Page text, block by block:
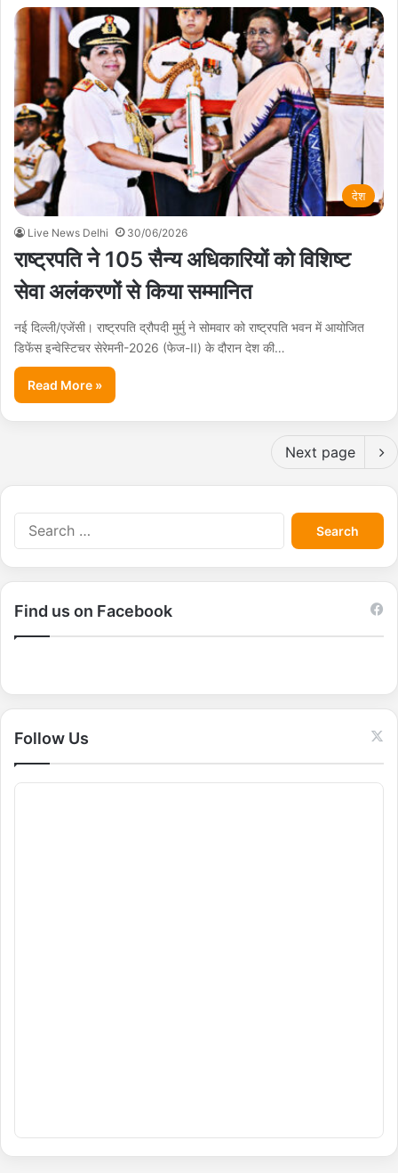
देश
Live News Delhi 30/06/2026
राष्ट्रपति ने 105 सैन्य अधिकारियों को विशिष्ट
सेवा अलंकरणों से किया सम्मानित
नई दिल्ली/एजेंसी। राष्ट्रपति द्रौपदी मुर्मु ने सोमवार को राष्ट्रपति भवन में आयोजित
डिफेंस इन्वेस्टिचर सेरेमनी-2026 (फेज-II) के दौरान देश की…
Read More »
Next page
S
e
a
r
r
:
Find us on Facebook
Follow Us